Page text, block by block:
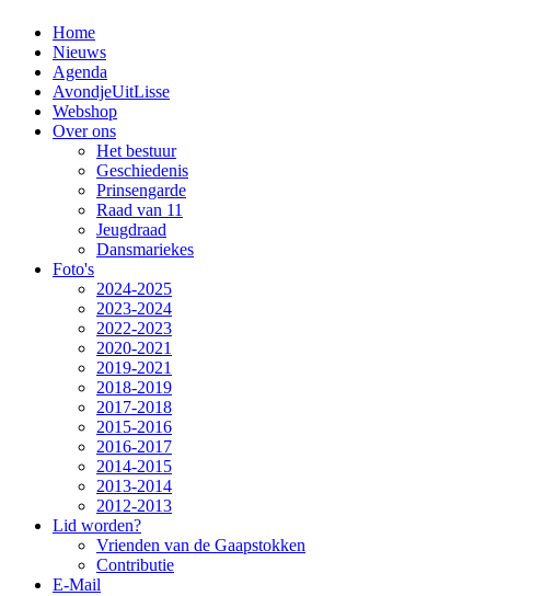
Home
Nieuws
Agenda
AvondjeUitLisse
Webshop
Over ons
Het bestuur
Geschiedenis
Prinsengarde
Raad van 11
Jeugdraad
Dansmariekes
Foto's
2024-2025
2023-2024
2022-2023
2020-2021
2019-2021
2018-2019
2017-2018
2015-2016
2016-2017
2014-2015
2013-2014
2012-2013
Lid worden?
Vrienden van de Gaapstokken
Contributie
E-Mail